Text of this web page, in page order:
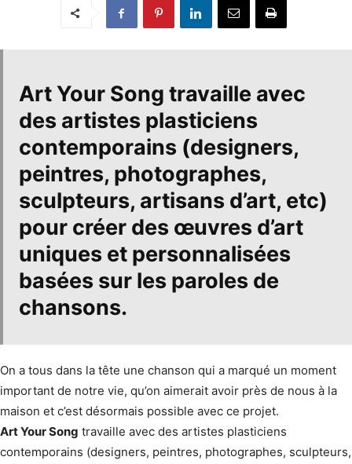
Art Your Song travaille avec
des artistes plasticiens
contemporains (designers,
peintres, photographes,
sculpteurs, artisans d’art, etc)
pour créer des œuvres d’art
uniques et personnalisées
basées sur les paroles de
chansons.
On a tous dans la tête une chanson qui a marqué un moment
important de notre vie, qu’on aimerait avoir près de nous à la
maison et c’est désormais possible avec ce projet.
Art Your Song travaille avec des artistes plasticiens
contemporains (designers, peintres, photographes, sculpteurs,